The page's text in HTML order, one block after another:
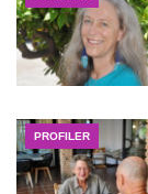
PROFILER